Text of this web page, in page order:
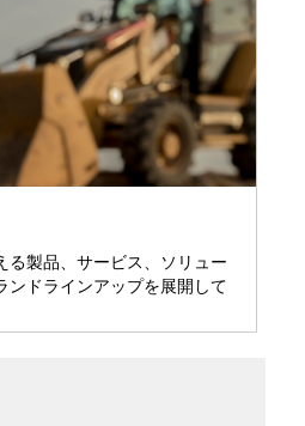
る製品、サービス、ソリュー
ンドラインアップを展開して